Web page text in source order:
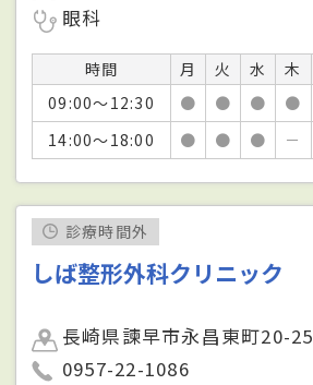
眼科
時間 月 火 水 木
09:00～12:30
● ● ● ●
14:00～18:00
● ● ● －
診療時間外
しば整形外科クリニック
長崎県諫早市永昌東町20-25
0957-22-1086